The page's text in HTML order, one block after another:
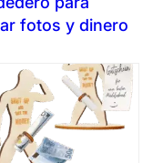
fotos y dinero